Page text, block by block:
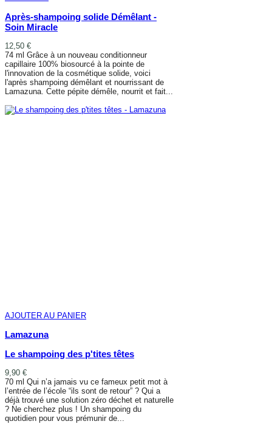
Après-shampoing solide Démêlant -
Soin Miracle
12,50 €
74 ml Grâce à un nouveau conditionneur
capillaire 100% biosourcé à la pointe de
l'innovation de la cosmétique solide, voici
l'après shampoing démêlant et nourrissant de
Lamazuna. Cette pépite démêle, nourrit et fait...
AJOUTER AU PANIER
Lamazuna
Le shampoing des p'tites têtes
9,90 €
70 ml Qui n’a jamais vu ce fameux petit mot à
l’entrée de l’école “ils sont de retour” ? Qui a
déjà trouvé une solution zéro déchet et naturelle
? Ne cherchez plus ! Un shampoing du
quotidien pour vous prémunir de...